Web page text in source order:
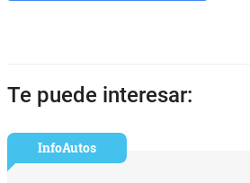
Te puede interesar:
InfoAutos